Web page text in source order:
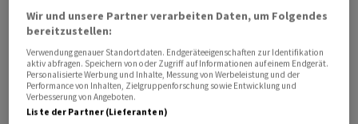
Risking der Wirtschaftsbeziehungen zu China hin."
Zugleich heisst es, der chinesische Markt bleibe für
viele Unternehmen von grosser Bedeutung.
Die Bundesregierung werde weiterhin für
Wir und unsere Partner verarbeiten Daten, um Folgendes
bereitzustellen:
Verwendung genauer Standortdaten. Endgeräteeigenschaften zur Identifikation
aktiv abfragen. Speichern von oder Zugriff auf Informationen auf einem Endgerät.
Personalisierte Werbung und Inhalte, Messung von Werbeleistung und der
Performance von Inhalten, Zielgruppenforschung sowie Entwicklung und
Verbesserung von Angeboten.
Liste der Partner (Lieferanten)